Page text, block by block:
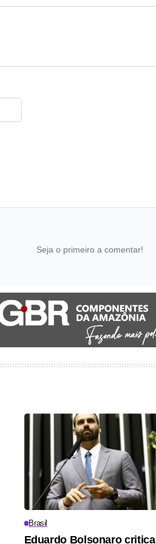
Seja o primeiro a comentar!
Brasil
Eduardo Bolsonaro critica